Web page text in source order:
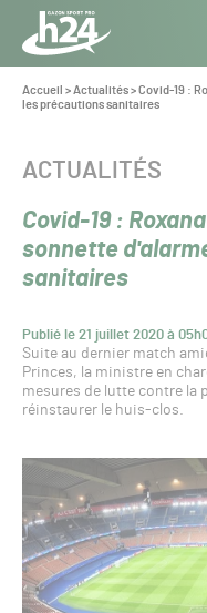
Panneau de gestion des
Aller au contenu
Toute
l’info
du Gazon
Vous
êtes
Accueil >Actualités>Covid-19 :
les précautions sanitaires
Covid-19 :
sonnette
sanitaires
Publié le 21 juillet 2020 à
CATÉGORIE :
ACTUALITÉS
Suite au dernier match
Princes, la ministre en
mesures de lutte contre la
réinstaurer le huis-clos.